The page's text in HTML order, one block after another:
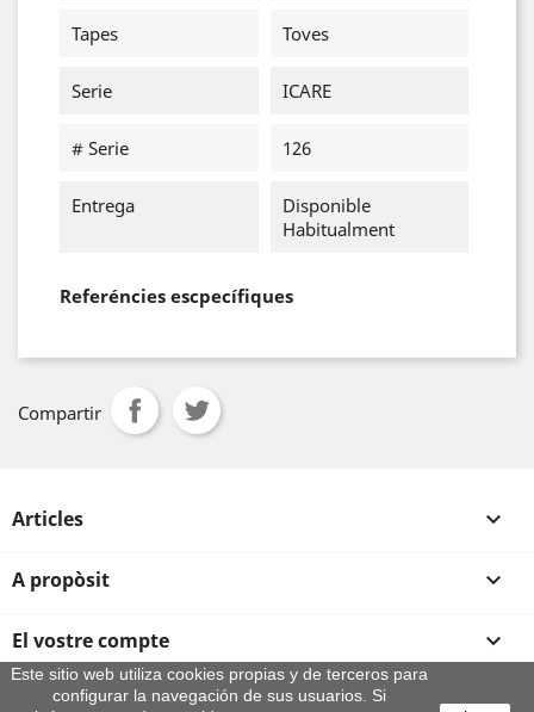
Tapes Toves
Serie ICARE
# Serie 126
Entrega
Disponible
Habitualment
Referéncies escpecífiques
Compartir
Articles 
A propòsit 
El vostre compte 
Informació sobre la botiga
Este sitio web utiliza cookies propias y de terceros para
configurar la navegación de sus usuarios. Si